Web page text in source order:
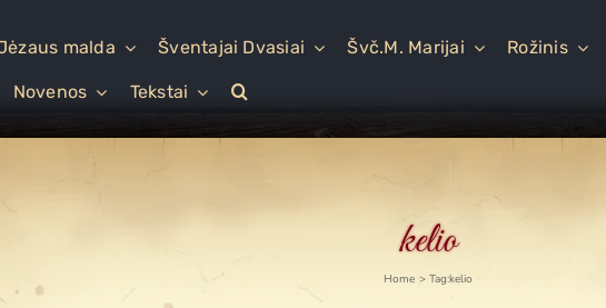
malda Šventajai Dvasiai Švč.M. Marijai Rožinis
Novenos Tekstai
kelio
Home Tag:kelio